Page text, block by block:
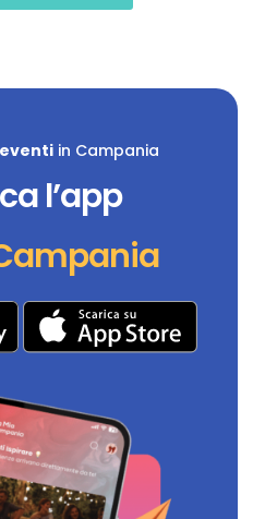
eventiin Campania
l’app